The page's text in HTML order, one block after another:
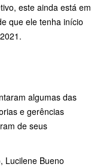
este ainda está em
que ele tenha início
algumas das
e gerências
de seus
Lucilene Bueno